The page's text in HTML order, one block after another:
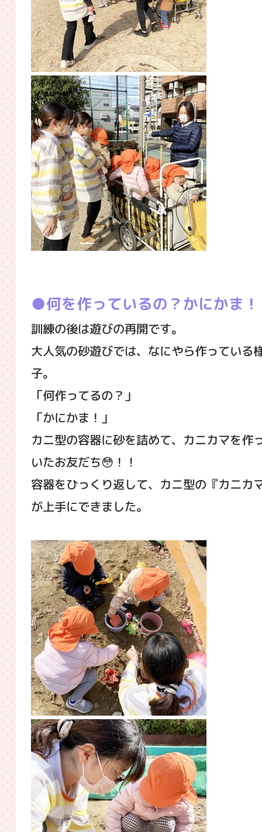
何を作っているの？かにかま！
訓練の後は遊びの再開です。
大人気の砂遊びでは、なにやら作っている
子。
「何作ってるの？」
「かにかま！」
カニ型の容器に砂を詰めて、カニカマを作
いたお友だち😳！！
容器をひっくり返して、カニ型の『カニカ
が上手にできました。